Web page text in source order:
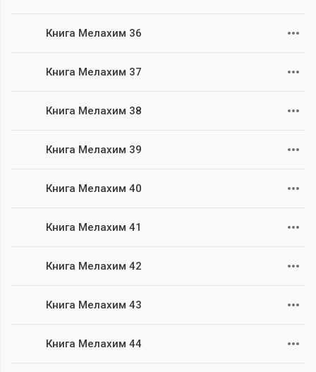
Книга Мелахим 36
Книга Мелахим 37
Книга Мелахим 38
Книга Мелахим 39
Книга Мелахим 40
Книга Мелахим 41
Книга Мелахим 42
Книга Мелахим 43
Книга Мелахим 44